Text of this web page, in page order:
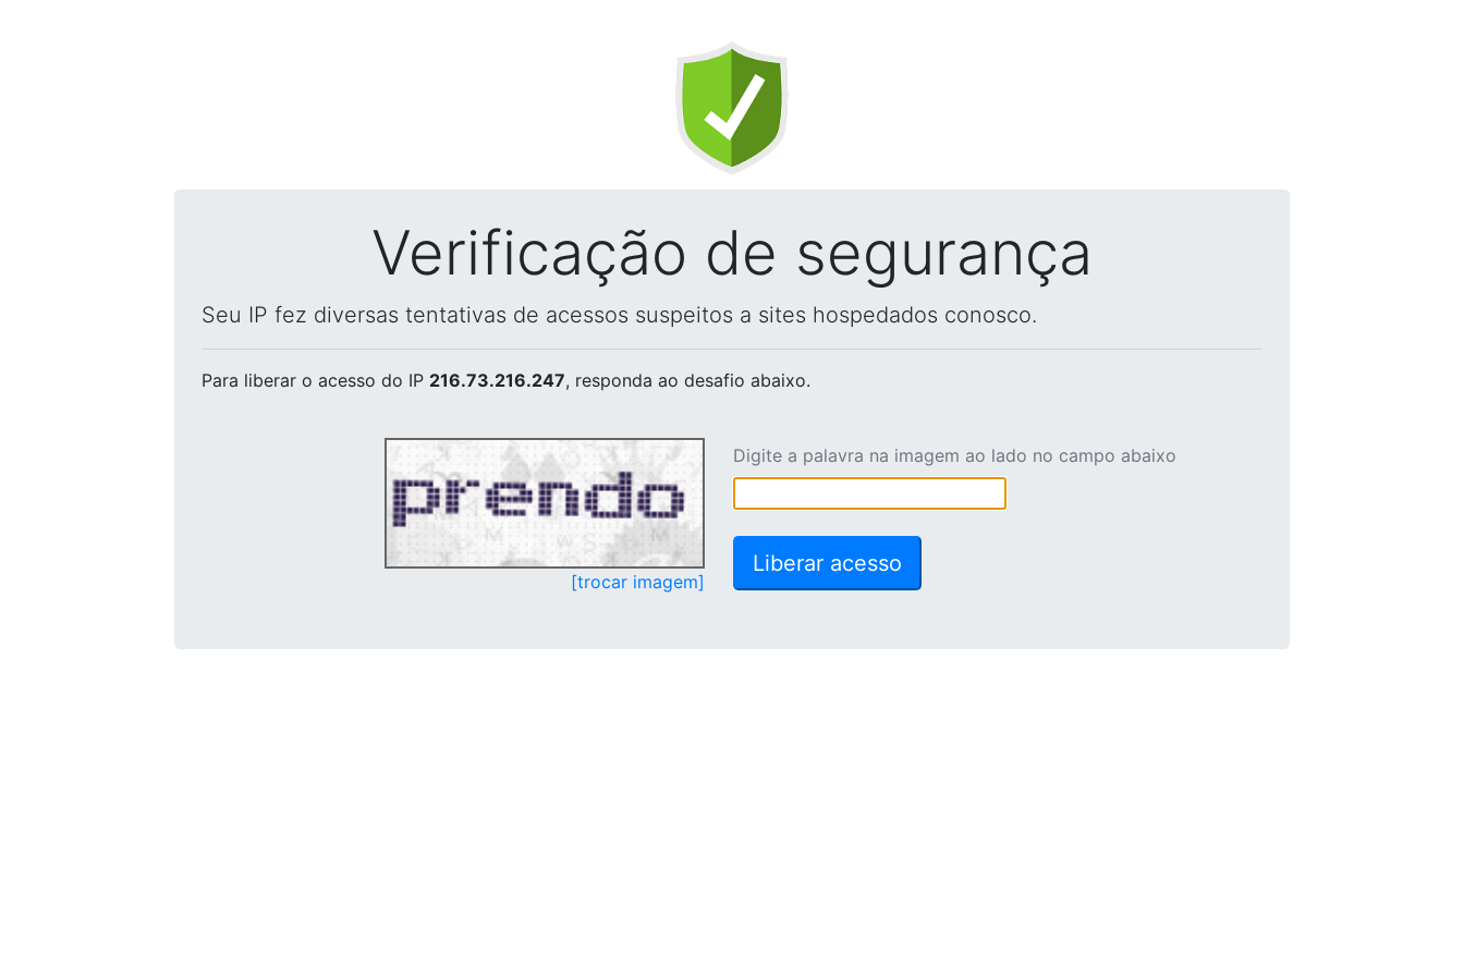
Verificação de segurança
Seu IP fez diversas tentativas de acessos suspeitos a sites hospedados conosco.
Para liberar o acesso do IP 216.73.216.247, responda ao desafio abaixo.
[trocar imagem]
Digite a palavra na imagem ao lado no campo abaixo